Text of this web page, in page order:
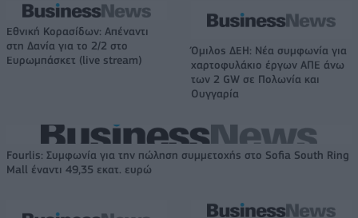
Εθνική Κορασίδων: Απέναντι
στη Δανία για το 2/2 στο
Ευρωμπάσκετ (live stream)
Όμιλος ΔΕΗ: Νέα συμφωνία για
χαρτοφυλάκιο έργων ΑΠΕ άνω
των 2 GW σε Πολωνία και
Ουγγαρία
Fourlis: Συμφωνία για την πώληση συμμετοχής στο Sofia South Ring
Mall έναντι 49,35 εκατ. ευρώ